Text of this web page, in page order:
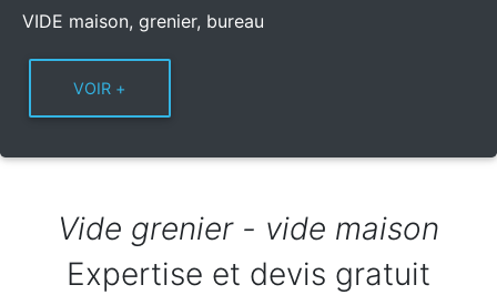
VIDE maison, grenier, bureau
Vide grenier - vide maison
Expertise et devis gratuit